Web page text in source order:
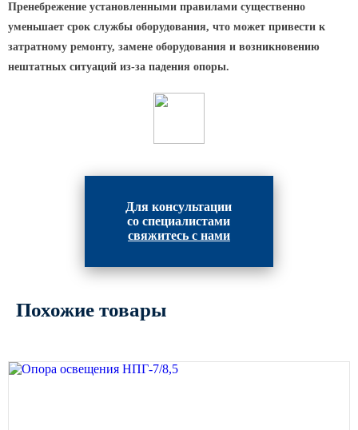
Уличные фонари 6 метров
Уличные фонари 3 метра
Уличные фонари 1 метр
МАФ (МАЛЫЕ АРХИТЕКТУРНЫЕ ФОРМЫ)
Пренебрежение установленными правилами существенно
уменьшает срок службы оборудования, что может привести к
затратному ремонту, замене оборудования и возникновению
нештатных ситуаций из-за падения опоры.
Для консультации
со специалистами
свяжитесь с нами
Похожие товары